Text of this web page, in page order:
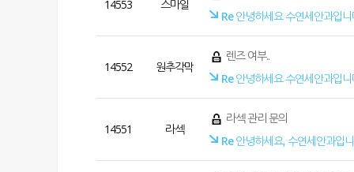
14553 스마일
Re안녕하세요 수연세안과입니
14552 원추각막
렌즈 여부..
Re안녕하세요 수연세안과입니
14551 라섹
라섹 관리 문의
Re안녕하세요, 수연세안과입